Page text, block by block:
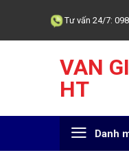
content
Tư vấn 24/7:
VAN
HT
Danh